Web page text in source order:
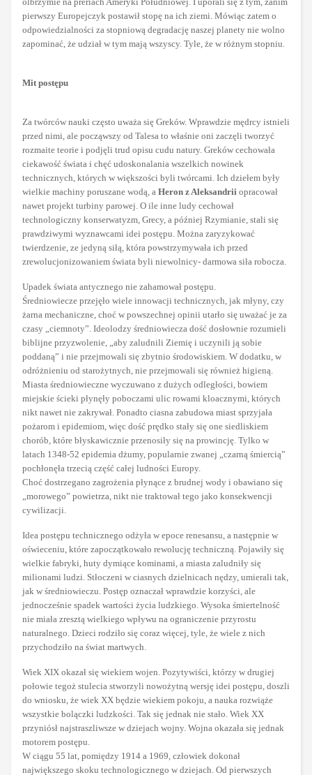
pierwszy Europejczyk postawił stopę na ich ziemi. Mówiąc zatem o
odpowiedzialności za stopniową degradację naszej planety nie wolno
zapominać, że udział w tym mają wszyscy. Tyle, że w różnym stopniu.
Mit postępu
Za twórców nauki często uważa się Greków. Wprawdzie mędrcy istnieli
przed nimi, ale począwszy od Talesa to właśnie oni zaczęli tworzyć
rozmaite teorie i podjęli trud opisu cudu natury. Greków cechowała
ciekawość świata i chęć udoskonalania wszelkich nowinek
technicznych, których w większości byli twórcami. Ich dziełem były
wielkie machiny poruszane wodą, a Heron z Aleksandrii opracował
nawet projekt turbiny parowej. O ile inne ludy cechował
technologiczny konserwatyzm, Grecy, a później Rzymianie, stali się
prawdziwymi wyznawcami idei postępu. Można zaryzykować
twierdzenie, ze jedyną siłą, która powstrzymywała ich przed
zrewolucjonizowaniem świata byli niewolnicy- darmowa siła robocza.
Upadek świata antycznego nie zahamował postępu.
Średniowiecze przejęło wiele innowacji technicznych, jak młyny, czy
żarna mechaniczne, choć w powszechnej opinii utarło się uważać je za
czasy „ciemnoty”. Ideolodzy średniowiecza dość dosłownie rozumieli
biblijne przyzwolenie, „aby zaludnili Ziemię i uczynili ją sobie
poddaną” i nie przejmowali się zbytnio środowiskiem. W dodatku, w
odróżnieniu od starożytnych, nie przejmowali się również higieną.
Miasta średniowieczne wyczuwano z dużych odległości, bowiem
miejskie ścieki płynęły poboczami ulic rowami kloacznymi, których
nikt nawet nie zakrywał. Ponadto ciasna zabudowa miast sprzyjała
pożarom i epidemiom, więc dość prędko stały się one siedliskiem
chorób, które błyskawicznie przenosiły się na prowincję. Tylko w
latach 1348-52 epidemia dżumy, popularnie zwanej „czarną śmiercią”
pochłonęła trzecią część całej ludności Europy.
Choć dostrzegano zagrożenia płynące z brudnej wody i obawiano się
„morowego” powietrza, nikt nie traktował tego jako konsekwencji
cywilizacji.
Idea postępu technicznego odżyła w epoce renesansu, a następnie w
oświeceniu, które zapoczątkowało rewolucję techniczną. Pojawiły się
wielkie fabryki, huty dymiące kominami, a miasta zaludniły się
milionami ludzi. Stłoczeni w ciasnych dzielnicach nędzy, umierali tak,
jak w średniowieczu. Postęp oznaczał wprawdzie korzyści, ale
jednocześnie spadek wartości życia ludzkiego. Wysoka śmiertelność
nie miała zresztą wielkiego wpływu na ograniczenie przyrostu
naturalnego. Dzieci rodziło się coraz więcej, tyle, że wiele z nich
przychodziło na świat martwych.
Wiek XIX okazał się wiekiem wojen. Pozytywiści, którzy w drugiej
połowie tegoż stulecia stworzyli nowożytną wersję idei postępu, doszli
do wniosku, że wiek XX będzie wiekiem pokoju, a nauka rozwiąże
wszystkie bolączki ludzkości. Tak się jednak nie stało. Wiek XX
przyniósł najstraszliwsze w dziejach wojny. Wojna okazała się jednak
motorem postępu.
W ciągu 55 lat, pomiędzy 1914 a 1969, człowiek dokonał
największego skoku technologicznego w dziejach. Od pierwszych